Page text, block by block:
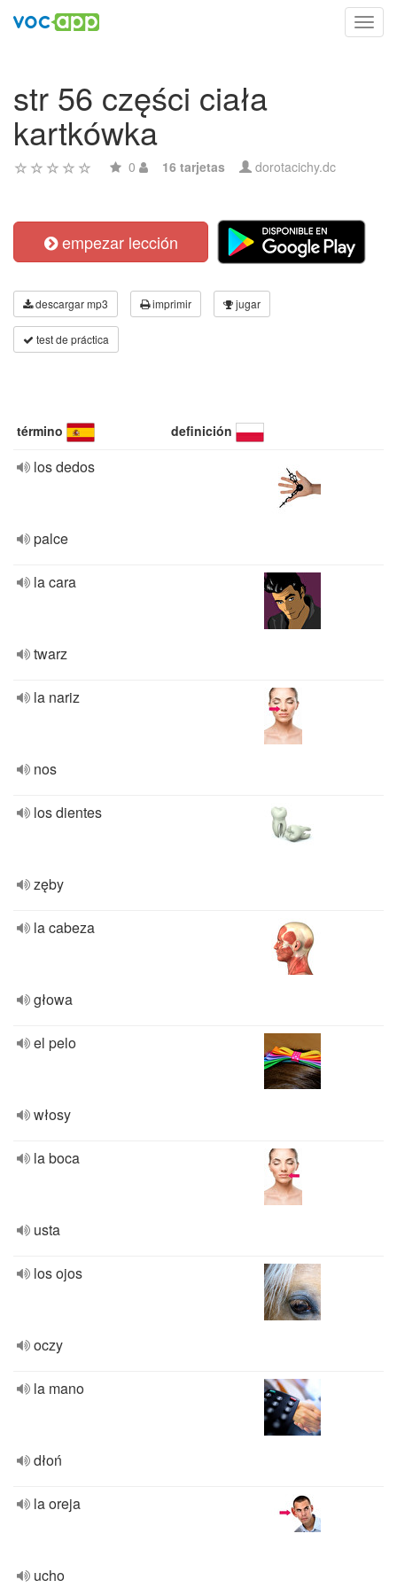
str 56 części ciała
kartkówka
0 16 tarjetas dorotacichy.dc
empezar lección
descargar mp3 imprimir jugar
test de práctica
término definición
los dedos
palce
la cara
twarz
la nariz
nos
los dientes
zęby
la cabeza
głowa
el pelo
włosy
la boca
usta
los ojos
oczy
la mano
dłoń
la oreja
ucho